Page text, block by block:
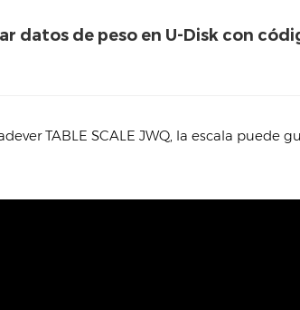
datos de peso en U-Disk con
TABLE SCALE JWQ, la escala puede